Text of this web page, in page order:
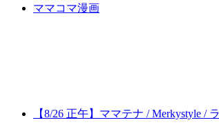
ママコマ漫画
【8/26 正午】ママテナ / Merkystyle /